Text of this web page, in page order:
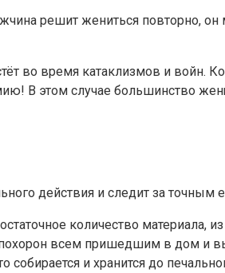
решит жениться повторно,
во время катаклизмов и войн.
В этом случае большинство
действия и следит за точным
количество материала,
всем пришедшим в дом и
и хранится до